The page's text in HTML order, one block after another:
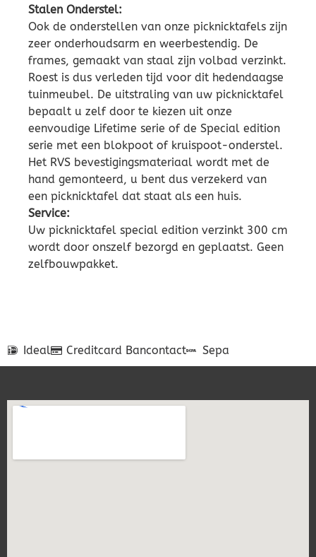
Stalen Onderstel:
Ook de onderstellen van onze picknicktafels zijn
zeer onderhoudsarm en weerbestendig. De
frames, gemaakt van staal zijn volbad verzinkt.
Roest is dus verleden tijd voor dit hedendaagse
tuinmeubel. De uitstraling van uw picknicktafel
bepaalt u zelf door te kiezen uit onze
eenvoudige Lifetime serie of de Special edition
serie met een blokpoot of kruispoot-onderstel.
Het RVS bevestigingsmateriaal wordt met de
hand gemonteerd, u bent dus verzekerd van
een picknicktafel dat staat als een huis.
Service:
Uw picknicktafel special edition verzinkt 300 cm
wordt door onszelf bezorgd en geplaatst. Geen
zelfbouwpakket.
Ideal Creditcard Bancontact Sepa